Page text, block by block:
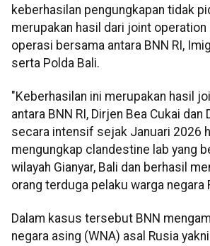
keberhasilan pengungkapan tidak
merupakan hasil dari joint
operasi bersama antara BNN RI,
serta Polda Bali.
"Keberhasilan ini merupakan hasil
antara BNN RI, Dirjen Bea Cukai dan
secara intensif sejak Januari 2026
mengungkap clandestine lab yang
wilayah Gianyar, Bali dan berhasil
orang terduga pelaku warga negara
Dalam kasus tersebut BNN
negara asing (WNA) asal Rusia